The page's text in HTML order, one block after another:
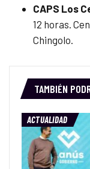
CAPS Los
12 horas.
Chingolo.
TAMBIÉN
ACTUALIDAD